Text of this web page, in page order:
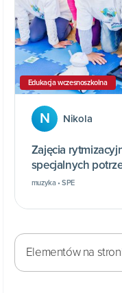
Edukacja wczesnoszkolna
N Nikola
Zajęcia
specjalnych
edukacyjnych
muzyka • SPE
Elementów na